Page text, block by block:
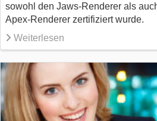
sowohl den Jaws-Renderer als
Apex-Renderer zertifiziert wurde.
Weiterlesen